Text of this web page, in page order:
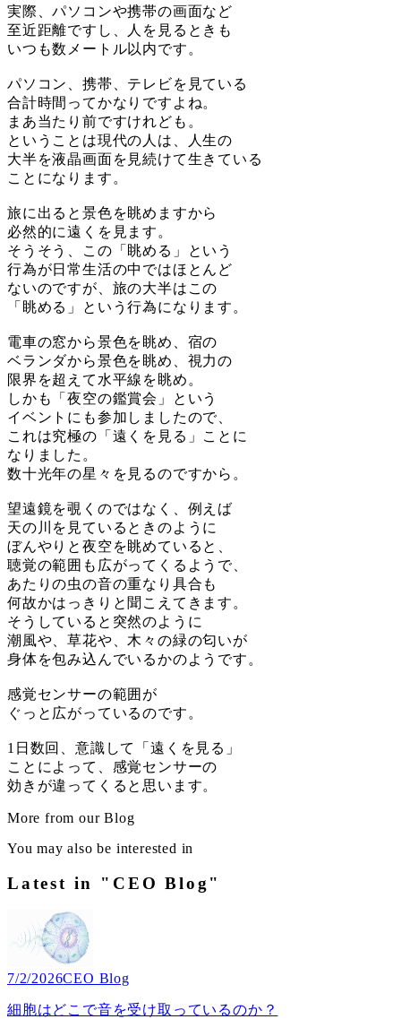
実際、パソコンや携帯の画面など
至近距離ですし、人を見るときも
いつも数メートル以内です。
パソコン、携帯、テレビを見ている
合計時間ってかなりですよね。
まあ当たり前ですけれども。
ということは現代の人は、人生の
大半を液晶画面を見続けて生きている
ことになります。
旅に出ると景色を眺めますから
必然的に遠くを見ます。
そうそう、この「眺める」という
行為が日常生活の中ではほとんど
ないのですが、旅の大半はこの
「眺める」という行為になります。
電車の窓から景色を眺め、宿の
ベランダから景色を眺め、視力の
限界を超えて水平線を眺め。
しかも「夜空の鑑賞会」という
イベントにも参加しましたので、
これは究極の「遠くを見る」ことに
なりました。
数十光年の星々を見るのですから。
望遠鏡を覗くのではなく、例えば
天の川を見ているときのように
ぼんやりと夜空を眺めていると、
聴覚の範囲も広がってくるようで、
あたりの虫の音の重なり具合も
何故かはっきりと聞こえてきます。
そうしていると突然のように
潮風や、草花や、木々の緑の匂いが
身体を包み込んでいるかのようです。
感覚センサーの範囲が
ぐっと広がっているのです。
1日数回、意識して「遠くを見る」
ことによって、感覚センサーの
効きが違ってくると思います。
More from our Blog
You may also be interested in
Latest in "CEO Blog"
7/2/2026CEO Blog
細胞はどこで音を受け取っているのか？